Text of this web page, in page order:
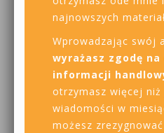
najnowszych
Wprowadzając swój
wyrażasz zgodę
informacji
otrzymasz więcej niż
wiadomości w
możesz